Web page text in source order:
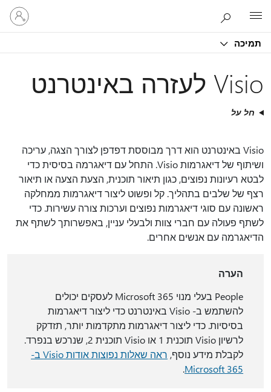
תמיכה
היכנס
לחשבון
שלך
Visio לעזרה באינטרנט
חל על
Visio באינטרנט הוא דרך מבוססת דפדפן לצורך הצגה, עריכה
ושיתוף של דיאגרמות Visio. התחל עם דיאגרמה בסיסית כדי
לבטא רעיונות נפוצים, כגון תיאור תוכנית, הצעת הצעה או תיאור
רצף של שלבים בתהליך. קל ופשוט ליצור דיאגרמות ממחלקה
ראשונה עם סוגי דיאגרמות נפוצים וערכות צורה עשירות. כדי
לשתף פעולה עם חברי צוות ולבעלי עניין, באפשרותך לשתף את
הדיאגרמה עם אנשים אחרים.
הערה
People בעלי מנוי Microsoft 365 לעסקים יכולים
להשתמש ב- Visio באינטרנט כדי ליצור דיאגרמות
בסיסיות. כדי ליצור דיאגרמות מתקדמות יותר, תזדקק
לרשיון Visio תוכנית 1 או Visio תוכנית 2, שנרכש בנפרד.
לקבלת מידע נוסף,
ראה שאלות נפוצות אודות Visio ב-
Microsoft 365
.